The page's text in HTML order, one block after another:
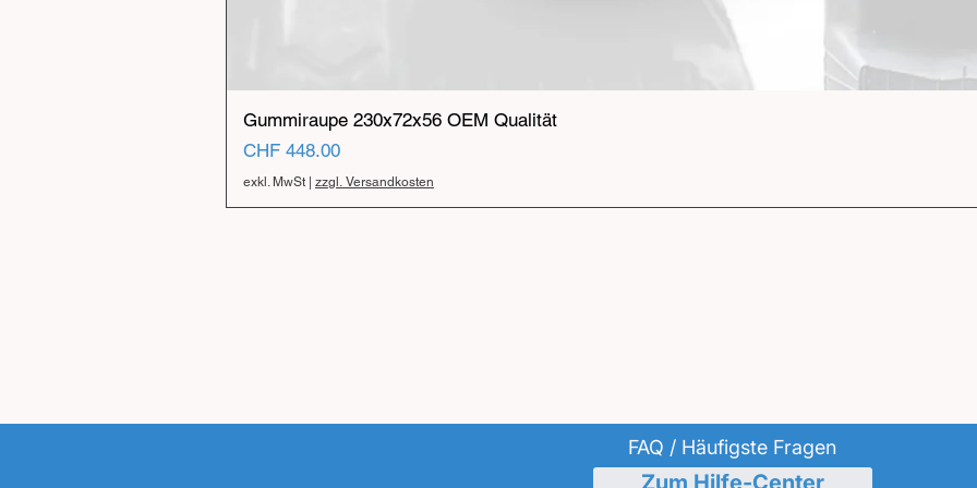
Gummiraupe 230x72x56 OEM Qualität
Preis
CHF 448.00
exkl. MwSt | zzgl. Versandkosten
FAQ / Häufigste Fragen
Zum Hilfe-Center